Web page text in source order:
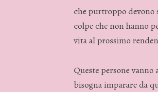
che purtroppo devono
colpe che non hanno
vita al prossimo
Queste persone
bisogna imparare da